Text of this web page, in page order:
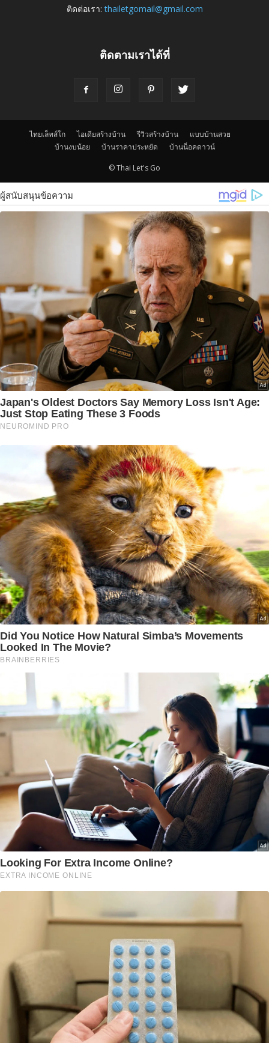
ติดต่อเรา:thailetgomail@gmail.com
ติดตามเราได้ที่
ไทยเล็ทส์โก ไอเดียสร้างบ้าน รีวิวสร้างบ้าน
แบบบ้านสวย
บ้านงบน้อย
บ้านราคาประหยัด บ้านน็อคดาวน์
© Thai Let's Go